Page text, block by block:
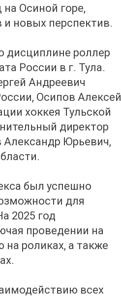
Осиной горе,
новых перспектив.
дисциплине роллер
России в г. Тула.
Андреевич
Осипов Алексей
хоккея Тульской
директор
Александр Юрьевич,
был успешно
для
2025 год
проведении на
роликах, а также
всех